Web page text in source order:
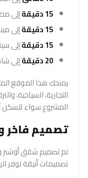
15 دقيقة
إلى
15 دقيقة
إلى
15 دقيقة
إلى
20 دقيقة
إلى
يمنحك هذا الموقع
التجارية، السياحية،
المشروع سواء للسكن
تصميم فاخر
تم تصميم شقق أوشنز
تصميمات أنيقة توفر